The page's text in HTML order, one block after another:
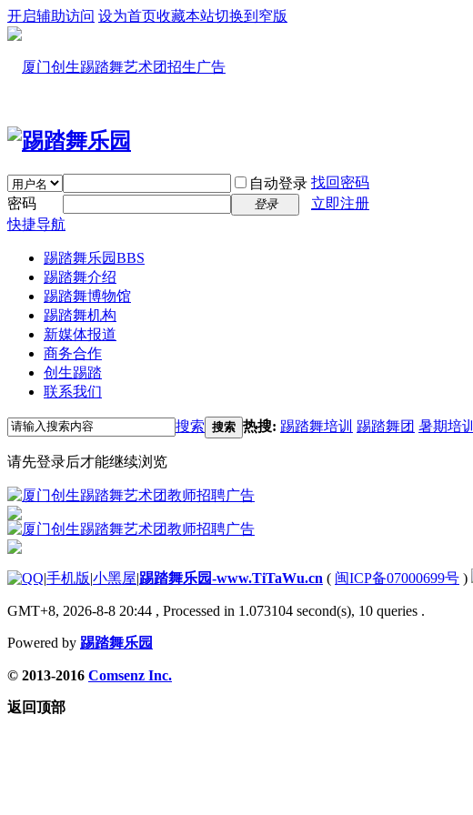
开启辅助访问 设为首页收藏本站切换到窄版
自动登录 找回密码
密码
登录
立即注册
快捷导航
踢踏舞乐园BBS
踢踏舞介绍
踢踏舞博物馆
踢踏舞机构
新媒体报道
商务合作
创生踢踏
联系我们
搜索 搜索 热搜: 踢踏舞培训 踢踏舞团 暑期培训
请先登录后才能继续浏览
|手机版|小黑屋|踢踏舞乐园-www.TiTaWu.cn ( 闽ICP备07000699号 )
GMT+8, 2026-8-8 20:44 , Processed in 1.073104 second(s), 10 queries .
Powered by 踢踏舞乐园
© 2013-2016 Comsenz Inc.
返回顶部